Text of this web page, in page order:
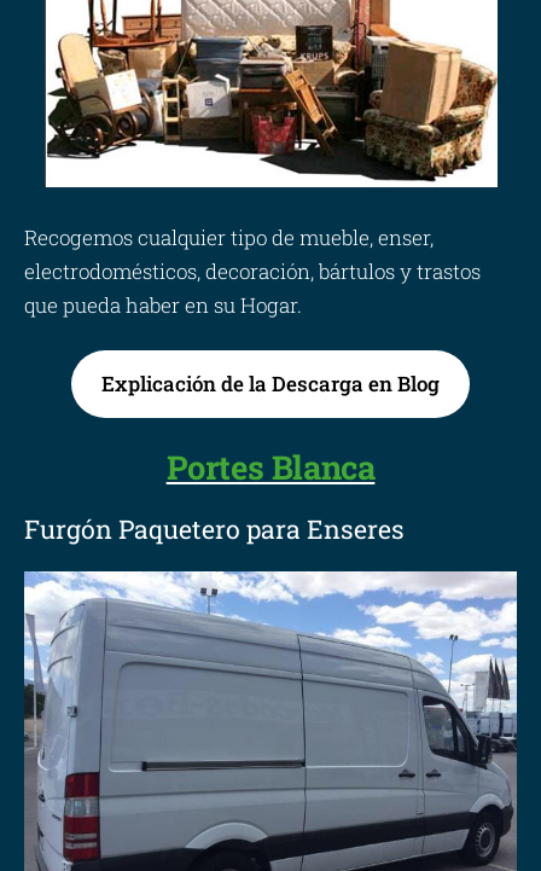
Recogemos cualquier tipo de mueble, enser,
electrodomésticos, decoración, bártulos y trastos
que pueda haber en su Hogar.
Explicación de la Descarga en Blog
Portes Blanca
Furgón Paquetero para Enseres